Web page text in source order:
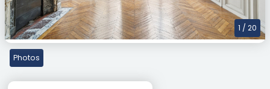
1 / 20
Photos